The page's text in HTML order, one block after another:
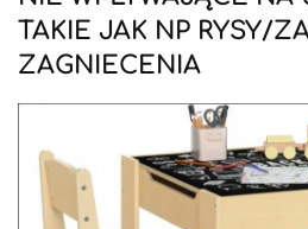
TAKIE JAK NP RYSY/
ZAGNIECENIA